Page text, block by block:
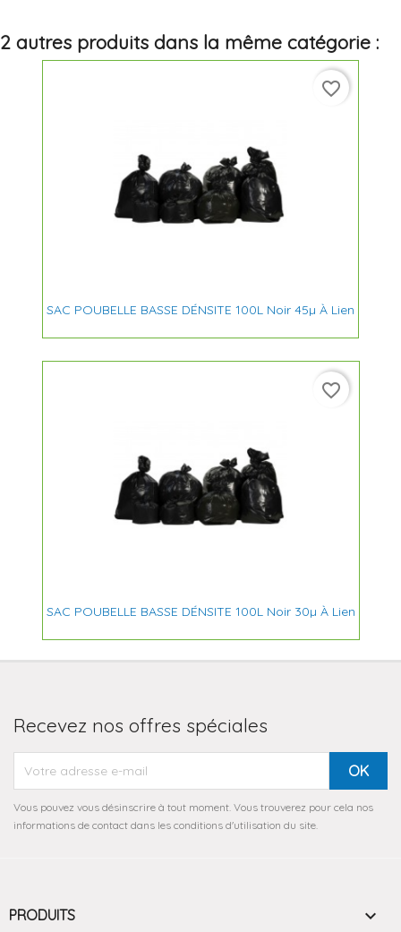
2 autres produits dans la même catégorie :
SAC POUBELLE BASSE DÉNSITE 100L Noir 45µ À Lien
favorite_border
SAC POUBELLE BASSE DÉNSITE 100L Noir 30µ À Lien
favorite_border
Recevez nos offres spéciales
Vous pouvez vous désinscrire à tout moment. Vous trouverez pour cela nos
informations de contact dans les conditions d'utilisation du site.
PRODUITS 